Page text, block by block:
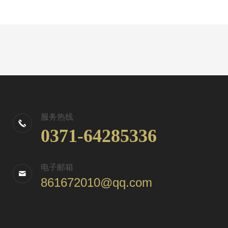
服务热线
0371-64285336
电子邮箱
861672010@qq.com